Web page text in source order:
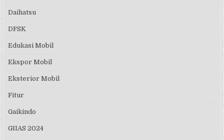
Daihatsu
DFSK
Edukasi Mobil
Ekspor Mobil
Eksterior Mobil
Fitur
Gaikindo
GIIAS 2024